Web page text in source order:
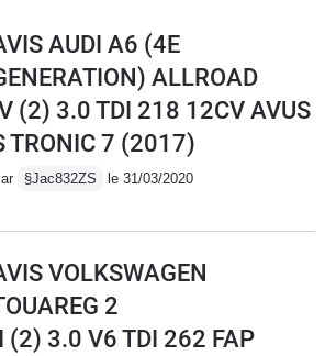
AUDI A6 (4E
ALLROAD
(2) 3.0 TDI 218 12CV AVUS
TRONIC 7 (2017)
§Jac832ZS le 31/03/2020
VOLKSWAGEN
2
(2) 3.0 V6 TDI 262 FAP